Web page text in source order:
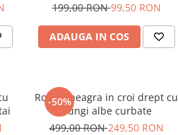
199,00 RON99,50 RON
ADAUGA IN COS
-50%
Rochie neagra in croi drept cu
dungi albe curbate
499,00 RON249,50 RON